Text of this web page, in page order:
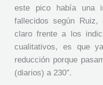
este pico había una
fallecidos según Ruiz,
claro frente a los
cualitativos, es que
reducción porque
(diarios) a 230″.